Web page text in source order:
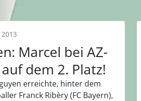
Marcel bei AZ-
dem 2. Platz!
erreichte, hinter dem
Franck Ribèry (FC Bayern),